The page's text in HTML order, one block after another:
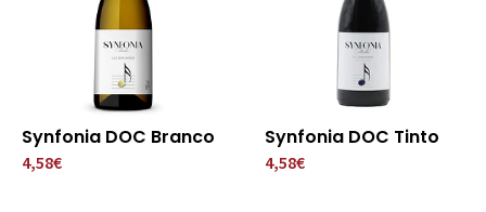
Synfonia DOC Branco
4,58€
Synfonia DOC Tinto
4,58€